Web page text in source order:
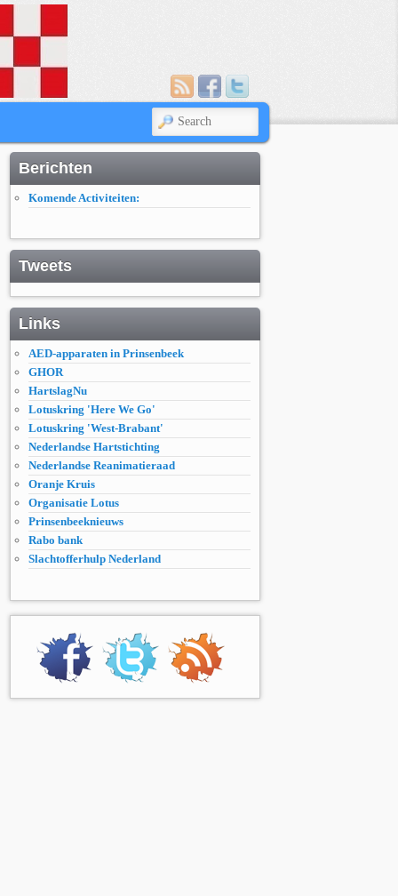
SEARCH
Berichten
Komende Activiteiten:
Tweets
Links
AED-apparaten in Prinsenbeek
GHOR
HartslagNu
Lotuskring 'Here We Go'
Lotuskring 'West-Brabant'
Nederlandse Hartstichting
Nederlandse Reanimatieraad
Oranje Kruis
Organisatie Lotus
Prinsenbeeknieuws
Rabo bank
Slachtofferhulp Nederland